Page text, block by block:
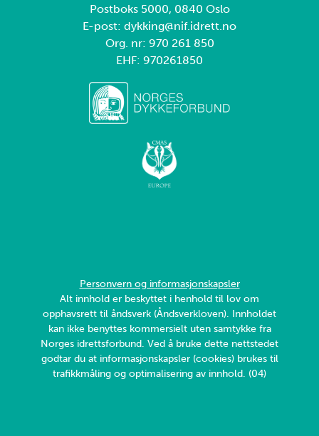
Postboks 5000, 0840 Oslo
E-post: dykking@nif.idrett.no
Org. nr: 970 261 850
EHF: 970261850
Personvern og informasjonskapsler
Alt innhold er beskyttet i henhold til lov om
opphavsrett til åndsverk (Åndsverkloven). Innholdet
kan ikke benyttes kommersielt uten samtykke fra
Norges idrettsforbund. Ved å bruke dette nettstedet
godtar du at informasjonskapsler (cookies) brukes til
trafikkmåling og optimalisering av innhold. (04)